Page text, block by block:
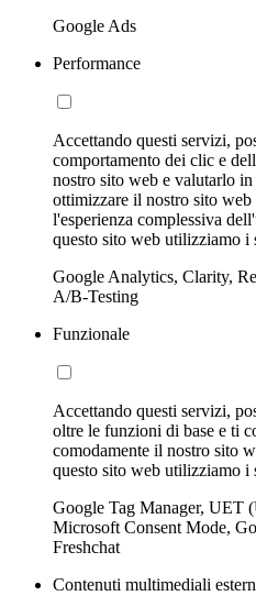
Google Ads
Performance
Accettando questi servizi,
comportamento dei clic e
nostro sito web e valutarlo
ottimizzare il nostro sito
l'esperienza complessiva
questo sito web utilizziamo i
Google Analytics, Clarity,
A/B-Testing
Funzionale
Accettando questi servizi,
oltre le funzioni di base e ti
comodamente il nostro sito
questo sito web utilizziamo i
Google Tag Manager, UET
Microsoft Consent Mode,
Freshchat
Contenuti multimediali